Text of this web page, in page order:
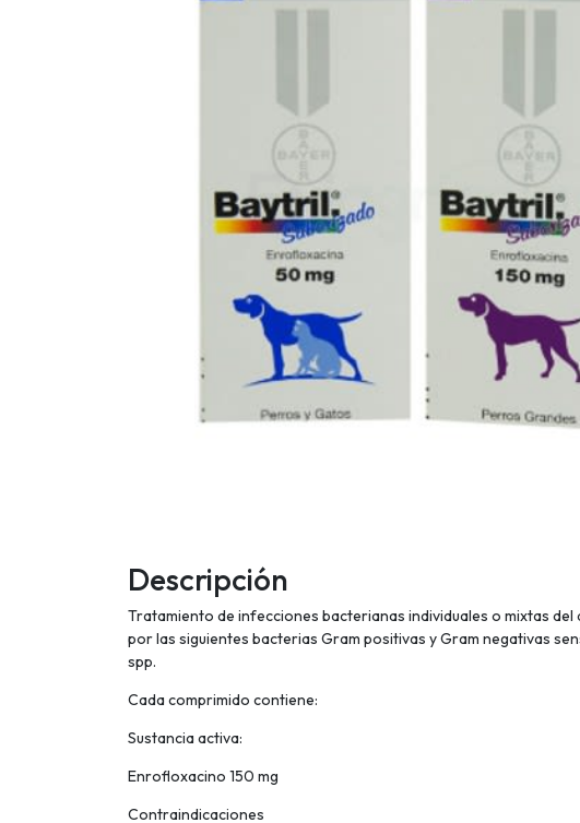
Descripción
Tratamiento de infecciones bacterianas individuales o mixtas
por las siguientes bacterias Gram positivas y Gram negativas
spp.
Cada comprimido contiene:
Sustancia activa:
Enrofloxacino 150 mg
Contraindicaciones